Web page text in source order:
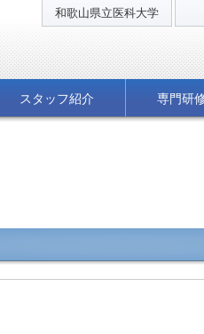
和歌山県立医科大学
スタッフ紹介 専門研